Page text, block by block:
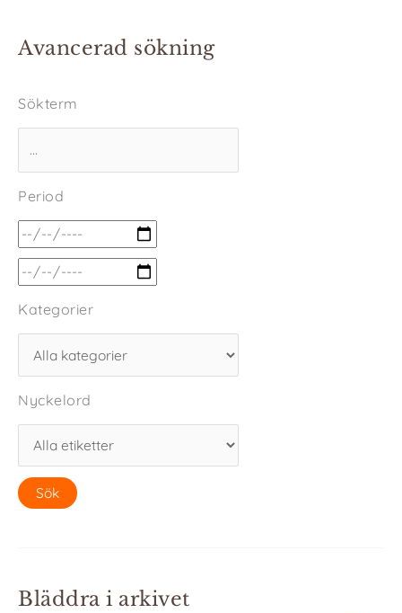
Avancerad sökning
Sökterm
Period
Kategorier
Nyckelord
Bläddra i arkivet